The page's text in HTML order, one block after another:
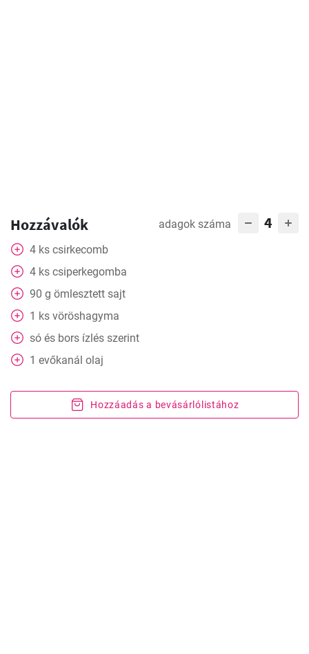
Hozzávalók adagok száma 4
4 ks csirkecomb
4 ks csiperkegomba
90 g ömlesztett sajt
1 ks vöröshagyma
só és bors ízlés szerint
1 evőkanál olaj
Hozzáadás a bevásárlólistához